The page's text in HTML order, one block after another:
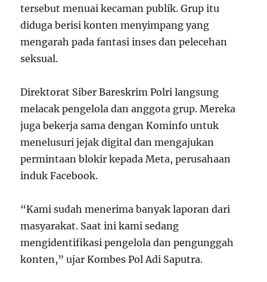
tersebut menuai kecaman publik. Grup itu
diduga berisi konten menyimpang yang
mengarah pada fantasi inses dan pelecehan
seksual.
Direktorat Siber Bareskrim Polri langsung
melacak pengelola dan anggota grup. Mereka
juga bekerja sama dengan Kominfo untuk
menelusuri jejak digital dan mengajukan
permintaan blokir kepada Meta, perusahaan
induk Facebook.
“Kami sudah menerima banyak laporan dari
masyarakat. Saat ini kami sedang
mengidentifikasi pengelola dan pengunggah
konten,” ujar Kombes Pol Adi Saputra.